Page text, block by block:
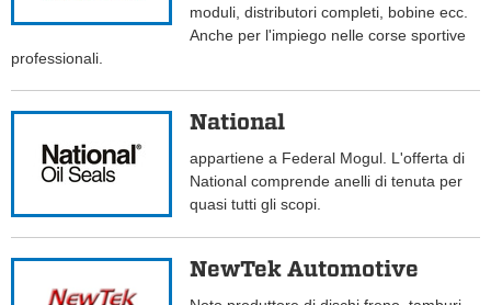
moduli, distributori completi, bobine ecc.
Anche per l'impiego nelle corse sportive
professionali.
National
appartiene a Federal Mogul. L'offerta di
National comprende anelli di tenuta per
quasi tutti gli scopi.
NewTek Automotive